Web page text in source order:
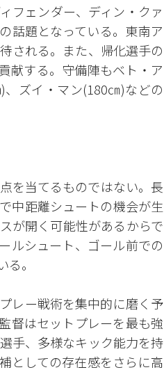
フェンダー、ディン・クァ
話題となっている。東南ア
される。また、帰化選手の
献する。守備陣もベト・ア
ズイ・マン(180㎝)などの
を当てるものではない。長
中距離シュートの機会が生
が開く可能性があるからで
ルシュート、ゴール前での
。
レー戦術を集中的に磨く予
督はセットプレーを最も強
手、多様なキック能力を持
としての存在感をさらに高